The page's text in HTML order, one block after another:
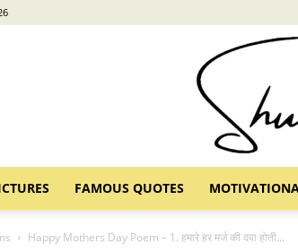
FAMOUS QUOTES
Happy Mothers Day Poem – 1. हमारे हर मर्ज की दवा होती...